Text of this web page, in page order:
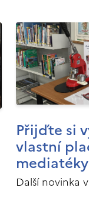
Přijďte si
vlastní
mediatéky
Další novinka v